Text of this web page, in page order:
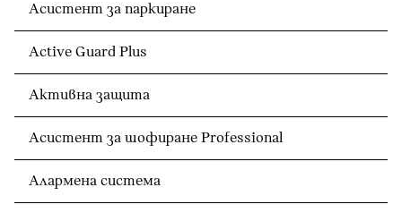
Асистент за паркиране
Active Guard Plus
Активна защита
Асистент за шофиране Professional
Алармена система